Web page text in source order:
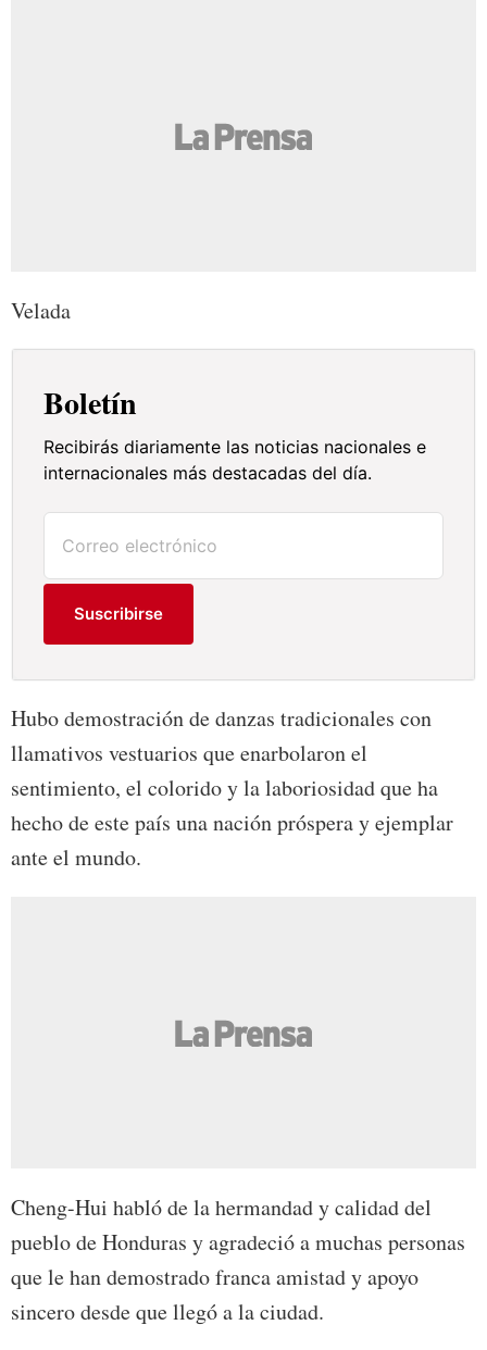
Velada
Boletín
Recibirás diariamente las noticias nacionales e
internacionales más destacadas del día.
Suscribirse
Hubo demostración de danzas tradicionales con
llamativos vestuarios que enarbolaron el
sentimiento, el colorido y la laboriosidad que ha
hecho de este país una nación próspera y ejemplar
ante el mundo.
Cheng-Hui habló de la hermandad y calidad del
pueblo de Honduras y agradeció a muchas personas
que le han demostrado franca amistad y apoyo
sincero desde que llegó a la ciudad.